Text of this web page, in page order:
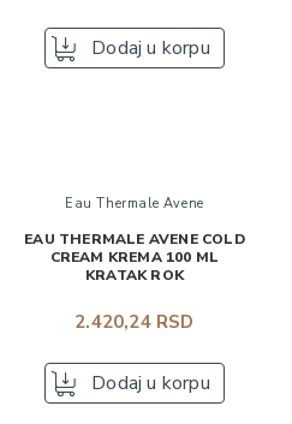
Dodaj u korpu
Eau Thermale Avene
EAU THERMALE AVENE COLD
CREAM KREMA 100 ML
KRATAK ROK
2.420,24 RSD
Dodaj u korpu